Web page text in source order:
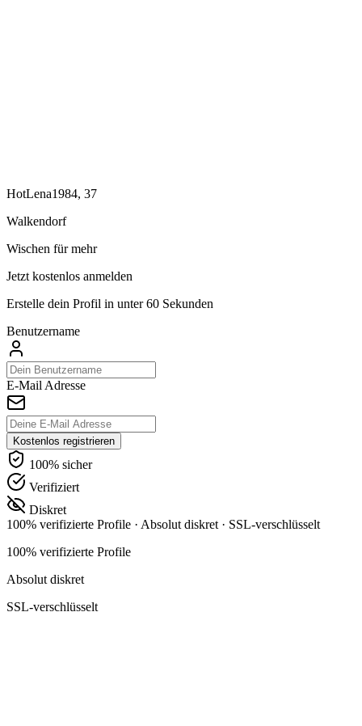
HotLena1984, 37
Walkendorf
Wischen für mehr
Jetzt kostenlos anmelden
Erstelle dein Profil in unter 60 Sekunden
Benutzername
E-Mail Adresse
Kostenlos registrieren
100% sicher
Verifiziert
Diskret
100% verifizierte Profile · Absolut diskret · SSL-verschlüsselt
100% verifizierte Profile
Absolut diskret
SSL-verschlüsselt